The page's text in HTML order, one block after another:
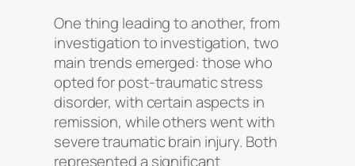
One thing leading to another, from
investigation to investigation, two
main trends emerged: those who
opted for post-traumatic stress
disorder, with certain aspects in
remission, while others went with
severe traumatic brain injury. Both
represented a significant